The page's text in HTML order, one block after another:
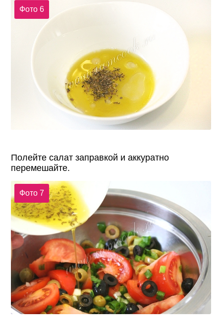
Фото 6
Полейте салат заправкой и аккуратно
перемешайте.
Фото 7